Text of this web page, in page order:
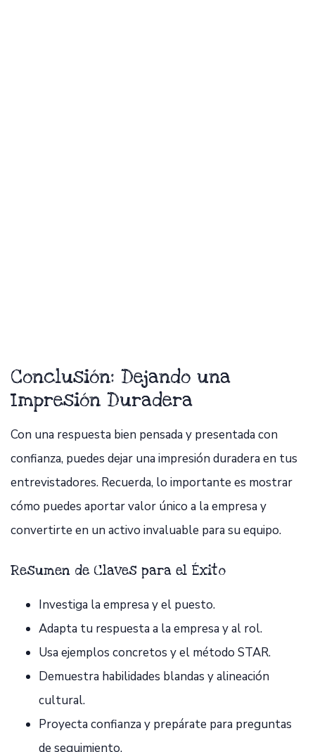
Conclusión: Dejando una
Impresión Duradera
Con una respuesta bien pensada y presentada con
confianza, puedes dejar una impresión duradera en tus
entrevistadores. Recuerda, lo importante es mostrar
cómo puedes aportar valor único a la empresa y
convertirte en un activo invaluable para su equipo.
Resumen de Claves para el Éxito
Investiga la empresa y el puesto.
Adapta tu respuesta a la empresa y al rol.
Usa ejemplos concretos y el método STAR.
Demuestra habilidades blandas y alineación
cultural.
Proyecta confianza y prepárate para preguntas
de seguimiento.